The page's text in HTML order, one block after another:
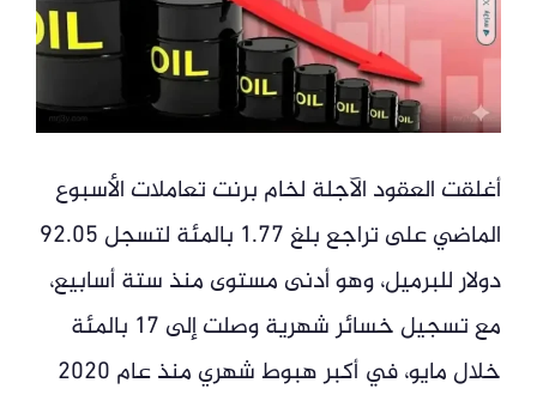
أغلقت العقود الآجلة لخام برنت تعاملات الأسبوع
الماضي على تراجع بلغ 1.77 بالمئة لتسجل 92.05
دولار للبرميل، وهو أدنى مستوى منذ ستة أسابيع،
مع تسجيل خسائر شهرية وصلت إلى 17 بالمئة
خلال مايو، في أكبر هبوط شهري منذ عام 2020